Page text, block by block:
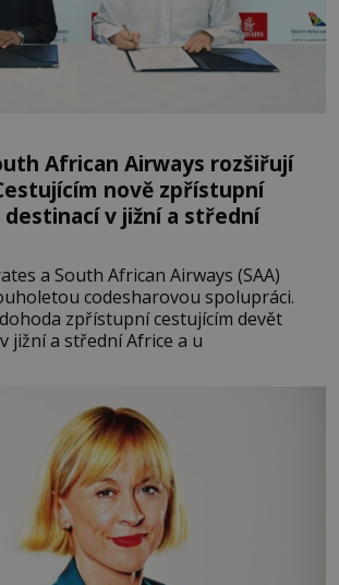
African Airways rozšiřují
nově zpřístupní
v jižní a střední
a South African Airways (SAA)
codesharovou spolupráci.
zpřístupní cestujícím devět
jižní a střední Africe a u